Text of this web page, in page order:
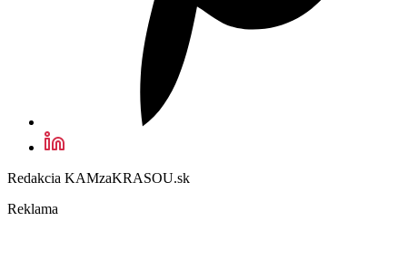
Redakcia KAMzaKRASOU.sk
Reklama